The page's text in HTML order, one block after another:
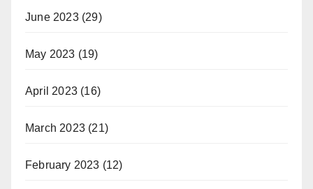
June 2023(29)
May 2023 (19)
April 2023 (16)
March 2023 (21)
February 2023 (12)